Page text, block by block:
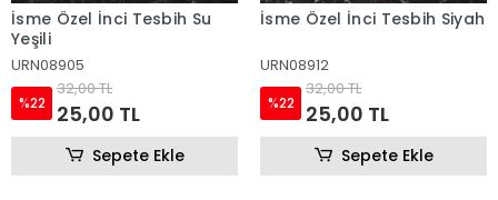
İsme Özel İnci Tesbih Su
Yeşili
URN08905
%22
32,00 TL
25,00 TL
Sepete Ekle
İsme Özel İnci Tesbih Siyah
URN08912
%22
32,00 TL
25,00 TL
Sepete Ekle